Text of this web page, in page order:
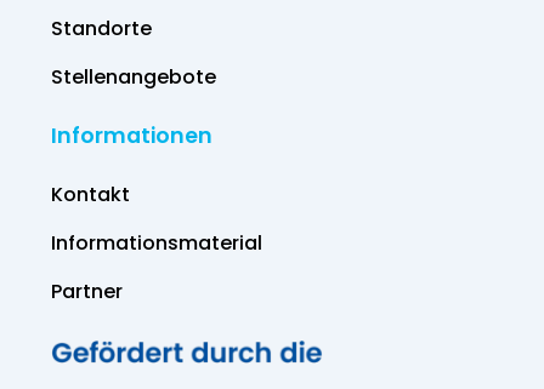
Standorte
Stellenangebote
Informationen
Kontakt
Informations­material
Partner